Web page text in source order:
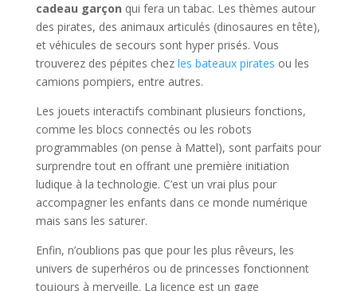
cadeau garçon qui fera un tabac. Les thèmes autour
des pirates, des animaux articulés (dinosaures en tête),
et véhicules de secours sont hyper prisés. Vous
trouverez des pépites chez les bateaux pirates ou les
camions pompiers, entre autres.
Les jouets interactifs combinant plusieurs fonctions,
comme les blocs connectés ou les robots
programmables (on pense à Mattel), sont parfaits pour
surprendre tout en offrant une première initiation
ludique à la technologie. C’est un vrai plus pour
accompagner les enfants dans ce monde numérique
mais sans les saturer.
Enfin, n’oublions pas que pour les plus rêveurs, les
univers de superhéros ou de princesses fonctionnent
toujours à merveille. La licence est un gage